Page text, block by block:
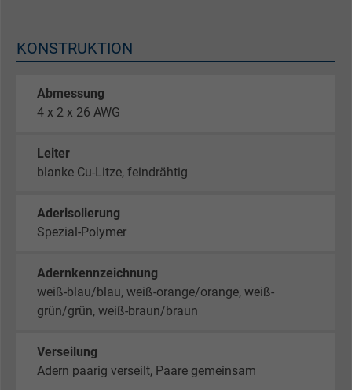
KONSTRUKTION
Abmessung
4 x 2 x 26 AWG
Leiter
blanke Cu-Litze, feindrähtig
Aderisolierung
Spezial-Polymer
Adernkennzeichnung
weiß-blau/blau, weiß-orange/orange, weiß-
grün/grün, weiß-braun/braun
Verseilung
Adern paarig verseilt, Paare gemeinsam